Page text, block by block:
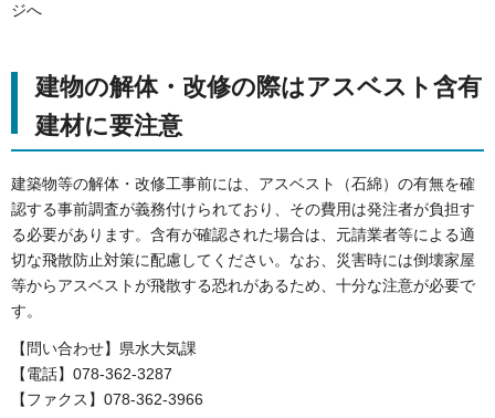
ジへ
建物の解体・改修の際はアスベスト含有
建材に要注意
建築物等の解体・改修工事前には、アスベスト（石綿）の有無を確
認する事前調査が義務付けられており、その費用は発注者が負担す
る必要があります。含有が確認された場合は、元請業者等による適
切な飛散防止対策に配慮してください。なお、災害時には倒壊家屋
等からアスベストが飛散する恐れがあるため、十分な注意が必要で
す。
【問い合わせ】県水大気課
【電話】078-362-3287
【ファクス】078-362-3966